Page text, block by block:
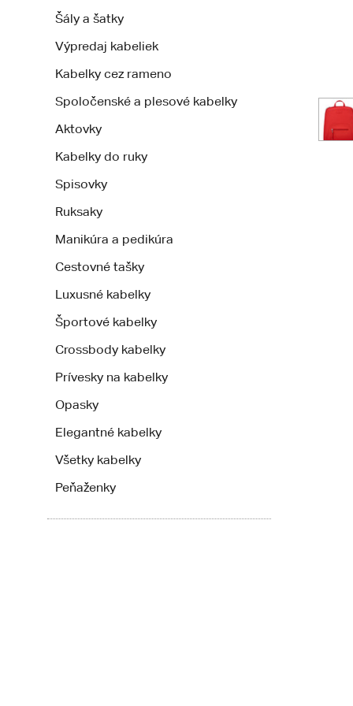
Šály a šatky
Výpredaj kabeliek
Kabelky cez rameno
Spoločenské a plesové kabelky
Aktovky
Kabelky do ruky
Spisovky
Ruksaky
Manikúra a pedikúra
Cestovné tašky
Luxusné kabelky
Športové kabelky
Crossbody kabelky
Prívesky na kabelky
Opasky
Elegantné kabelky
Všetky kabelky
Peňaženky